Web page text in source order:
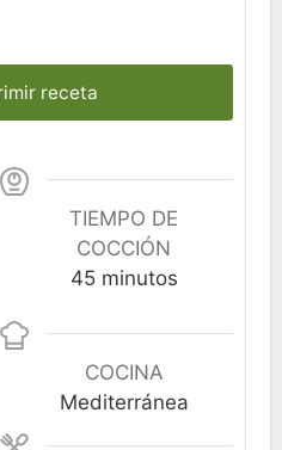
receta
TIEMPO DE
COCCIÓN
45minutos
minutos
COCINA
Mediterránea